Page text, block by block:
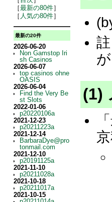
［最新の80件］
［ 人気の80件］
最新の20件
2026-06-20
Non Gamstop Iri
sh Casinos
2026-06-07
top casinos ohne
OASIS
2026-06-04
Find the Very Be
st Slots
2022-01-06
p20220106a
2021-12-23
p20211223a
2021-12-14
BarbaraDye@pro
tonmail.com
2021-12-10
p20191125a
2021-11-10
p20211028a
2021-10-18
p20211017a
2021-10-15
(1)
京